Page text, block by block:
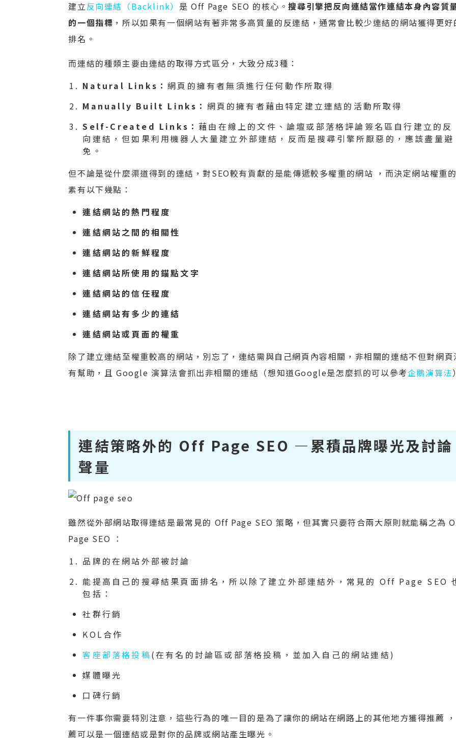
建立反向連結（Backlink） 是 Off Page SEO 的核心。搜尋引擎把反向連結當作連結本身內容質
的一個指標 ，所以如果有一個網站有著非常多高質量的反連結，通常會比較少連結的網站獲得更好
排名。
而連結的種類主要由連結的取得方式區分，大致分成3種：
Natural Links：網頁的擁有者無須進行任何動作所取得
Manually Built Links： 網頁的擁有者藉由特定建立連結的活動所取得
Self-Created Links：藉由在線上的文件、論壇或部落格評論簽名區自行建立的反
向連結，但如果利用機器人大量建立外部連結，反而是搜尋引擎所厭惡的，應該盡量避
免。
但不論是從什麼渠道得到的連結，對SEO較有貢獻的是能傳遞較多權重的網站 ，而決定網站權重
素有以下幾點：
連結網站的熱門程度
連結網站之間的相關性
連結網站的新鮮程度
連結網站所使用的錨點文字
連結網站的信任程度
連結網站有多少的連結
連結網站或頁面的權重
除了建立連結至權重較高的網站，別忘了，連結需與自己網頁內容相關，非相關的連結不但對網頁
有幫助，且 Google 演算法會抓出非相關的連結（想知道Google是怎麼抓的可以參考企鵝演算法
連結策略外的 Off Page SEO —累積品牌曝光及討論
聲量
雖然從外部網站取得連結是最常見的 Off Page SEO 策略，但其實只要符合兩大原則就能稱之為
Page SEO ：
品牌的在網站外部被討論
能提高自己的搜尋結果頁面排名，所以除了建立外部連結外，常見的 Off Page SEO
包括：
社群行銷
KOL合作
客座部落格投稿(在有名的討論區或部落格投稿，並加入自己的網站連結)
媒體曝光
口碑行銷
有一件事你需要特別注意，這些行為的唯一目的是為了讓你的網站在網路上的其他地方獲得推薦
薦可以是一個連結或是對你的品牌或網站產生曝光。